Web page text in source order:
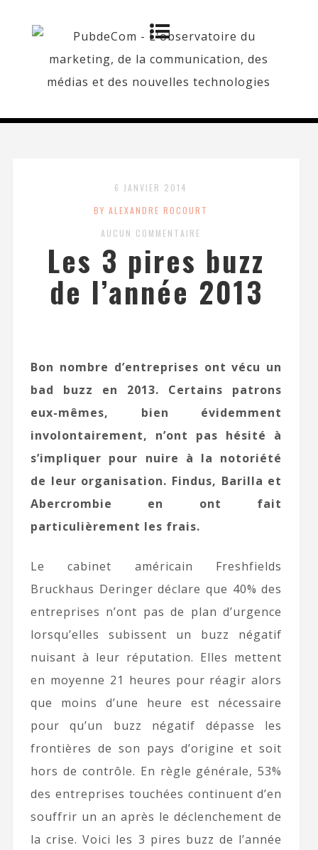
6 JANVIER 2014
BY ALEXANDRE ROCOURT
AUCUN COMMENTAIRE
Les 3 pires buzz
de l’année 2013
Bon nombre d’entreprises ont vécu un
bad buzz en 2013. Certains patrons
eux-mêmes, bien évidemment
involontairement, n’ont pas hésité à
s’impliquer pour nuire à la notoriété
de leur organisation. Findus, Barilla et
Abercrombie en ont fait
particulièrement les frais.
Le cabinet américain Freshfields
Bruckhaus Deringer déclare que 40% des
entreprises n’ont pas de plan d’urgence
lorsqu’elles subissent un buzz négatif
nuisant à leur réputation. Elles mettent
en moyenne 21 heures pour réagir alors
que moins d’une heure est nécessaire
pour qu’un buzz négatif dépasse les
frontières de son pays d’origine et soit
hors de contrôle. En règle générale, 53%
des entreprises touchées continuent d’en
souffrir un an après le déclenchement de
la crise. Voici les 3 pires buzz de l’année